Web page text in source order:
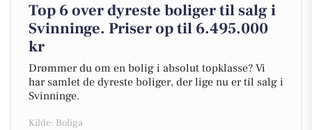
Top 6 over dyreste boliger til salg i
Svinninge. Priser op til 6.495.000
kr
Drømmer du om en bolig i absolut topklasse? Vi
har samlet de dyreste boliger, der lige nu er til salg i
Svinninge.
Kilde: Boliga